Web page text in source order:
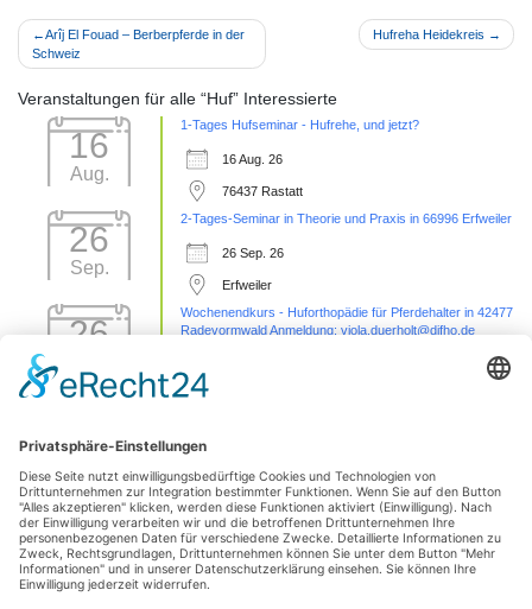
Beitragsnavigation
Arîj El Fouad – Berberpferde in der
Schweiz
Hufreha Heidekreis
Veranstaltungen für alle “Huf” Interessierte
16
Aug.
1-Tages Hufseminar - Hufrehe, und jetzt?
16 Aug. 26
76437 Rastatt
26
Sep.
2-Tages-Seminar in Theorie und Praxis in 66996 Erfweiler
26 Sep. 26
Erfweiler
26
Wochenendkurs - Huforthopädie für Pferdehalter in 42477
Radevormwald Anmeldung: viola.duerholt@difho.de
11
Okt.
Karpal/Sprunggelenk bis Huf)
11 Okt. 26
Burgstetten
01
Nov.
1 Tages Hufseminar-Sezieren16727 Velten - mit Michelle
Yakobi Anmeldung: unter info@difho.de